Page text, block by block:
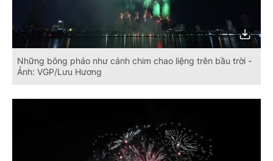
Những bông pháo như cánh chim chao liệng trên bầu trời -
Ảnh: VGP/Lưu Hương